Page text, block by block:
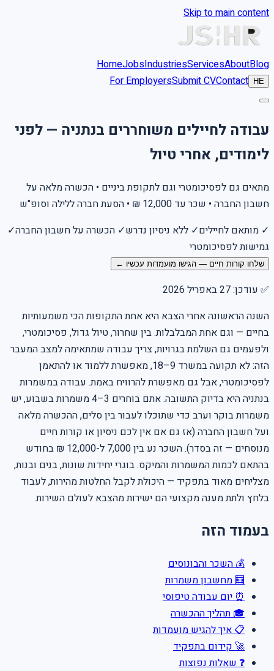
Skip to main content
HomeJobsIndustriesServicesAboutBlog
HE
For EmployersSubmit CVContact
עבודה לחיילים משוחררים בנתניה — לפני
לימודים, אחרי טיול
מתאים גם לפסיכומטרי וגם לתקופת ביניים • הכשרה מלאה על
חשבון החברה • שכר עד 12,000 ₪ • הסעת חברה ללילה וסופ"ש
✓ מותאם לחיילים✓ ללא ניסיון נדרש✓ הכשרה על חשבון החברה✓
גמישות לפסיכומטרי
שלחו קורות חיים — הגישו מועמדות עכשיו ←
✅ עודכן:27 באפריל 2026
השנה הראשונה אחרי הצבא היא אחת התקופות הכי משמעותיות
בחיים — וגם אחת המבלבלות. בין שחרור, טיול גדול, פסיכומטרי,
ולפעמים גם השלמת בגרויות, צריך עבודה שמתאימה למצב המעבר
הזה: לא תקועה במשרד 9–18, מאפשרת ללמוד או להתאמן
לפסיכומטרי, אבל גם מאפשרת להרוויח באמת. עבודה במשמרות
בנתניה היא בדיוק התשובה. אתם בוחרים 3–4 משמרות בשבוע, יש
משמרות בוקר וערב כדי שתוכלו לעבור בין סלים, ההכשרה מלאה
ועל חשבון החברה (אז גם אם אין לכם ניסיון או קורות חיים
מנוסחים — זה בסדר). השכר נע בין 7,000 ל-12,000 ₪ בחודש
בהתאם לכמות המשמרות והמיקס. בוגרי יחידות שונות, בנים ובנות,
מצליחים מאוד בתפקיד — היכולת לקבל החלטות מהירות, לעבוד
בלחץ ולתת מענה מקצועי הם ישירות מהצבא לעולם השירות.
בעמוד הזה
💰 השכר והבונוסים
🧮 מחשבון משמרות
⏰ יום עבודה טיפוסי
🎓 תהליך ההכשרה
📋 איך להגיש מועמדות
🚀 קידום בתפקיד
❓ שאלות נפוצות